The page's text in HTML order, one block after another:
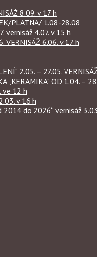
8.09. v 17 h
PLATNA/ 1.08-28.08
vernisáž 4.07. v 15 h
VERNISÁŽ 6.06. v 17 h
2.05. – 27.05.
„KERAMIKA“ OD 1.04. –
ve 12 h
v 16 h
2014 do 2026“ vernisáž